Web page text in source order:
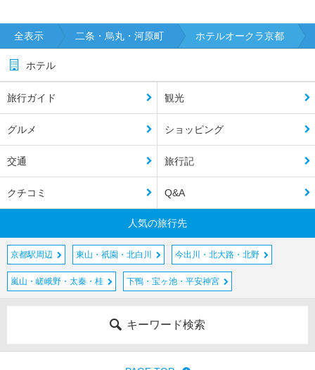
全表示 二条・烏丸・河原町 ホテルオークラ京都
ホテル
旅行ガイド 観光
グルメ ショッピング
交通 旅行記
クチコミ Q&A
人気の旅行先
京都駅周辺 東山・祇園・北白川 今出川・北大路・北野
嵐山・嵯峨野・太秦・桂 下鴨・宝ヶ池・平安神宮
キーワード検索